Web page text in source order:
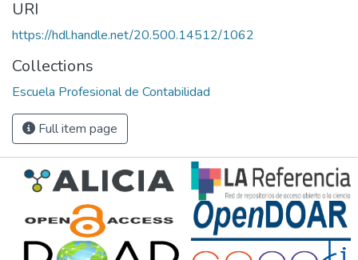
URI
https://hdl.handle.net/20.500.14512/1062
Collections
Escuela Profesional de Contabilidad
Full item page